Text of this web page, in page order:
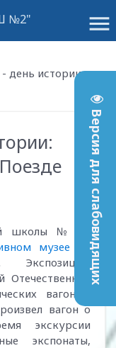
Версия для слабовидящих
menu
№2"
день истории:
школы № 2
музее на
Экспозиция,
вагонов.
вагон о
экскурсии
экспонаты,